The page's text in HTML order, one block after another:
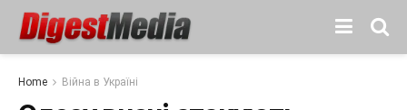
Home Війна в Україні